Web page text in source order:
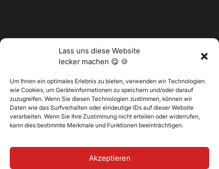
Lass uns diese Website
lecker machen 😋 🍪
Um Ihnen ein optimales Erlebnis zu bieten, verwenden wir Technologien
wie Cookies, um Geräteinformationen zu speichern und/oder darauf
zuzugreifen. Wenn Sie diesen Technologien zustimmen, können wir
Daten wie das Surfverhalten oder eindeutige IDs auf dieser Website
verarbeiten. Wenn Sie Ihre Zustimmung nicht erteilen oder widerrufen,
kann dies bestimmte Merkmale und Funktionen beeinträchtigen.
Akzeptieren
@2025 Vertitech. Alle Rechte vorbehalten.